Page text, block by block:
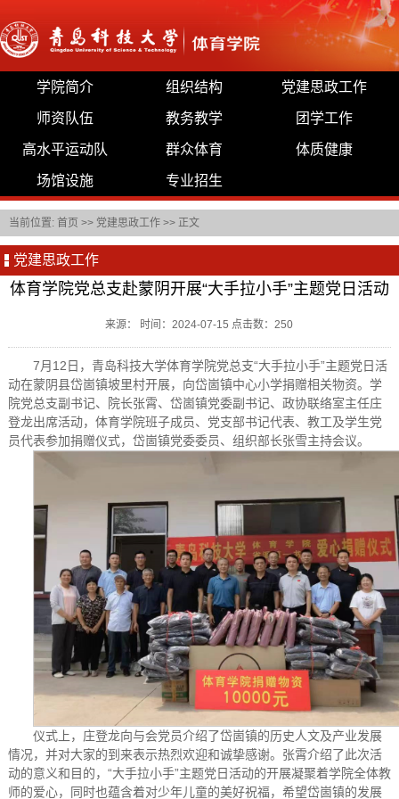
学院简介 组织结构 党建思政工作
师资队伍 教务教学 团学工作
高水平运动队 群众体育 体质健康
场馆设施 专业招生
当前位置: 首页 >> 党建思政工作 >> 正文
党建思政工作
体育学院党总支赴蒙阴开展“大手拉小手”主题党日活动
来源： 时间：2024-07-15 点击数：250
7月12日，青岛科技大学体育学院党总支“大手拉小手”主题党日活
动在蒙阴县岱崮镇坡里村开展，向岱崮镇中心小学捐赠相关物资。学
院党总支副书记、院长张霄、岱崮镇党委副书记、政协联络室主任庄
登龙出席活动，体育学院班子成员、党支部书记代表、教工及学生党
员代表参加捐赠仪式，岱崮镇党委委员、组织部长张雪主持会议。
仪式上，庄登龙向与会党员介绍了岱崮镇的历史人文及产业发展
情况，并对大家的到来表示热烈欢迎和诚挚感谢。张霄介绍了此次活
动的意义和目的，“大手拉小手”主题党日活动的开展凝聚着学院全体教
师的爱心，同时也蕴含着对少年儿童的美好祝福，希望岱崮镇的发展